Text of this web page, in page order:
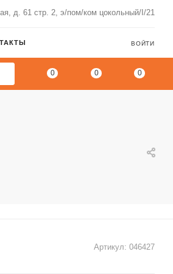
д. 61 стр. 2, э/пом/ком цокольный/I/21
ВОЙТИ
0 0 0
Артикул: 046427